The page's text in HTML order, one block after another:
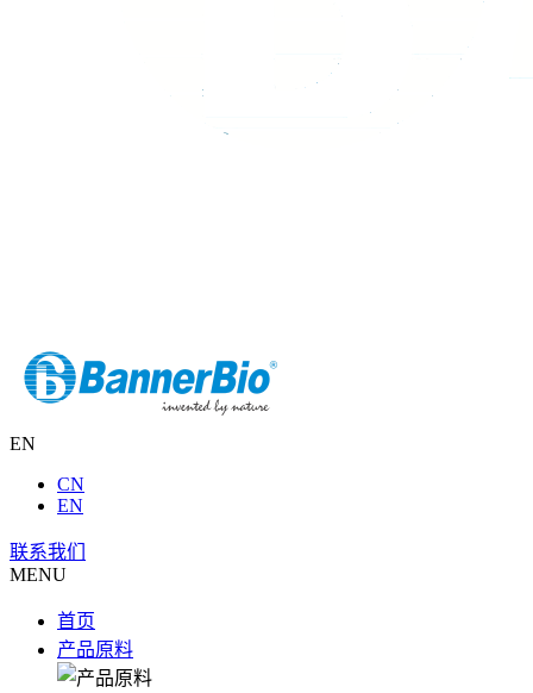
EN
CN
EN
联系我们
MENU
首页
产品原料